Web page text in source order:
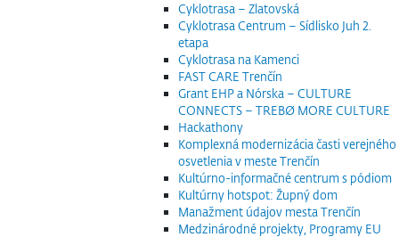
Cyklotrasa – Zlatovská
Cyklotrasa Centrum – Sídlisko Juh 2.
etapa
Cyklotrasa na Kamenci
FAST CARE Trenčín
Grant EHP a Nórska – CULTURE
CONNECTS – TREBØ MORE CULTURE
Hackathony
Komplexná modernizácia časti verejného
osvetlenia v meste Trenčín
Kultúrno-informačné centrum s pódiom
Kultúrny hotspot: Župný dom
Manažment údajov mesta Trenčín
Medzinárodné projekty, Programy EU